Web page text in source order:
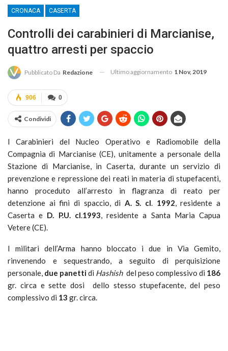
CRONACA CASERTA
Controlli dei carabinieri di Marcianise,
quattro arresti per spaccio
Pubblicato Da Redazione Ultimo aggiornamento 1 Nov, 2019
0
906
Condividi
I Carabinieri del Nucleo Operativo e Radiomobile della
Compagnia di Marcianise (CE), unitamente a personale della
Stazione di Marcianise, in Caserta, durante un servizio di
prevenzione e repressione dei reati in materia di stupefacenti,
hanno proceduto all’arresto in flagranza di reato per
detenzione ai fini di spaccio, di A. S. cl. 1992, residente a
Caserta e D. P.U. cl.1993, residente a Santa Maria Capua
Vetere (CE).
I militari dell’Arma hanno bloccato i due in Via Gemito,
rinvenendo e sequestrando, a seguito di perquisizione
personale, due panettidi Hashish del peso complessivo di 186
gr. circa e sette dosi dello stesso stupefacente, del peso
complessivo di 13 gr. circa.